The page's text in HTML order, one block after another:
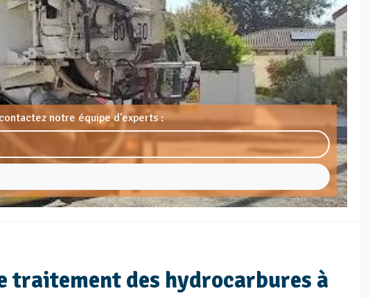
notre équipe d'experts :
traitement des hydrocarbures à